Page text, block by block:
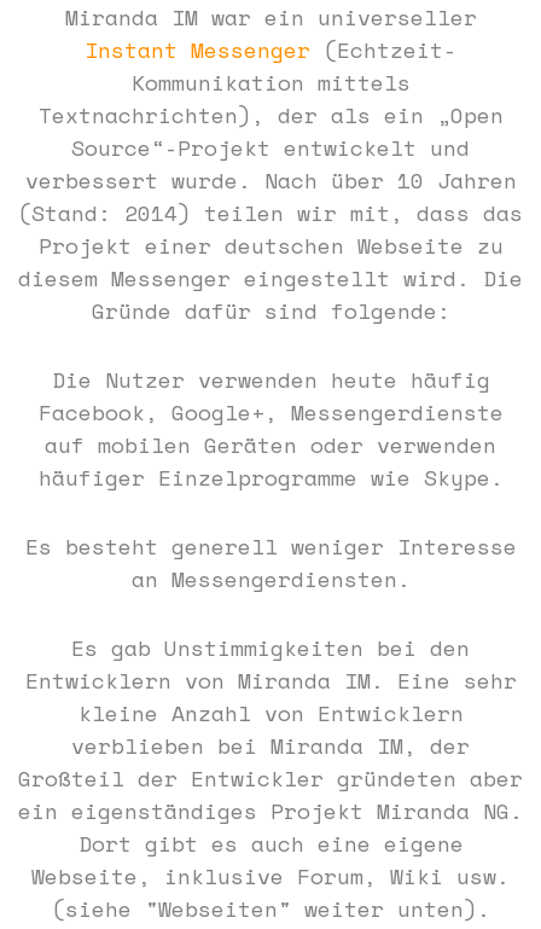
Miranda IM war ein universeller
Instant Messenger (Echtzeit-
Kommunikation mittels
Textnachrichten), der als ein „Open
Source“-Projekt entwickelt und
verbessert wurde. Nach über 10 Jahren
(Stand: 2014) teilen wir mit, dass das
Projekt einer deutschen Webseite zu
diesem Messenger eingestellt wird. Die
Gründe dafür sind folgende:
Die Nutzer verwenden heute häufig
Facebook, Google+, Messengerdienste
auf mobilen Geräten oder verwenden
häufiger Einzelprogramme wie Skype.
Es besteht generell weniger Interesse
an Messengerdiensten.
Es gab Unstimmigkeiten bei den
Entwicklern von Miranda IM. Eine sehr
kleine Anzahl von Entwicklern
verblieben bei Miranda IM, der
Großteil der Entwickler gründeten aber
ein eigenständiges Projekt Miranda NG.
Dort gibt es auch eine eigene
Webseite, inklusive Forum, Wiki usw.
(siehe "Webseiten" weiter unten).